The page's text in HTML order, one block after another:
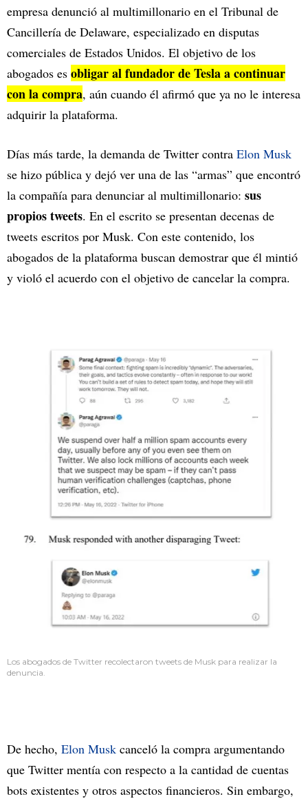
empresa denunció al multimillonario en el Tribunal de
Cancillería de Delaware, especializado en disputas
comerciales de Estados Unidos. El objetivo de los
abogados es obligar al fundador de Tesla a continuar
con la compra, aún cuando él afirmó que ya no le interesa
adquirir la plataforma.
Días más tarde, la demanda de Twitter contra Elon Musk
se hizo pública y dejó ver una de las “armas” que encontró
la compañía para denunciar al multimillonario: sus
propios tweets. En el escrito se presentan decenas de
tweets escritos por Musk. Con este contenido, los
abogados de la plataforma buscan demostrar que él mintió
y violó el acuerdo con el objetivo de cancelar la compra.
Los abogados de Twitter recolectaron tweets de Musk para realizar la
denuncia.
De hecho, Elon Musk canceló la compra argumentando
que Twitter mentía con respecto a la cantidad de cuentas
bots existentes y otros aspectos financieros. Sin embargo,